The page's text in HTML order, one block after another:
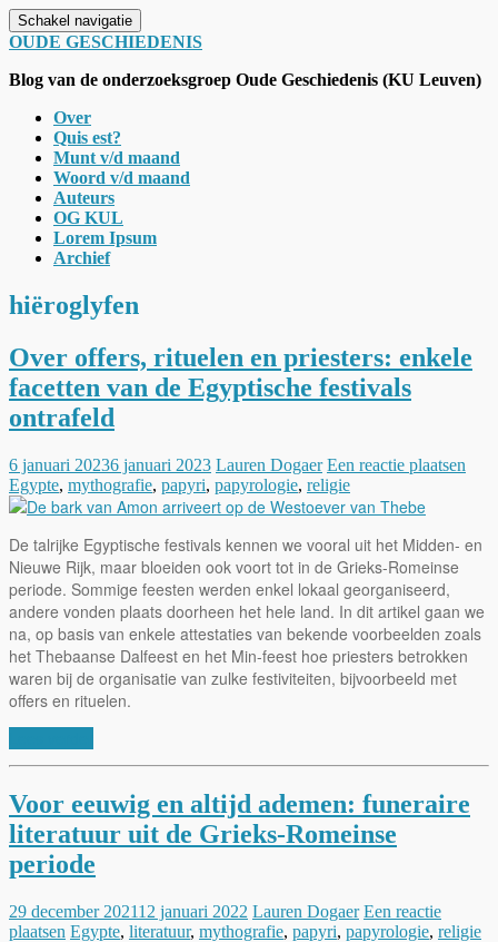
Schakel navigatie
OUDE GESCHIEDENIS
Blog van de onderzoeksgroep Oude Geschiedenis (KU Leuven)
Over
Quis est?
Munt v/d maand
Woord v/d maand
Auteurs
OG KUL
Lorem Ipsum
Archief
hiëroglyfen
Over offers, rituelen en priesters: enkele
facetten van de Egyptische festivals
ontrafeld
6 januari 20236 januari 2023 Lauren Dogaer Een reactie plaatsen
Egypte, mythografie, papyri, papyrologie, religie
De talrijke Egyptische festivals kennen we vooral uit het Midden- en
Nieuwe Rijk, maar bloeiden ook voort tot in de Grieks-Romeinse
periode. Sommige feesten werden enkel lokaal georganiseerd,
andere vonden plaats doorheen het hele land. In dit artikel gaan we
na, op basis van enkele attestaties van bekende voorbeelden zoals
het Thebaanse Dalfeest en het Min-feest hoe priesters betrokken
waren bij de organisatie van zulke festiviteiten, bijvoorbeeld met
offers en rituelen.
Voor eeuwig en altijd ademen: funeraire
literatuur uit de Grieks-Romeinse
periode
29 december 202112 januari 2022 Lauren Dogaer Een reactie
plaatsen Egypte, literatuur, mythografie, papyri, papyrologie, religie